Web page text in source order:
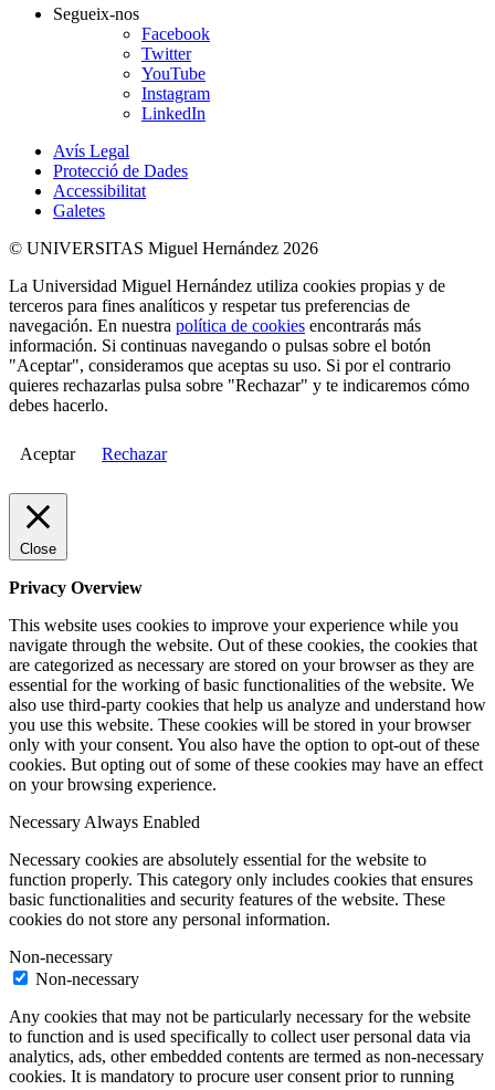
Segueix-nos
Facebook
Twitter
YouTube
Instagram
LinkedIn
Avís Legal
Protecció de Dades
Accessibilitat
Galetes
© UNIVERSITAS Miguel Hernández 2026
La Universidad Miguel Hernández utiliza cookies propias y de
terceros para fines analíticos y respetar tus preferencias de
navegación. En nuestra política de cookies encontrarás más
información. Si continuas navegando o pulsas sobre el botón
"Aceptar", consideramos que aceptas su uso. Si por el contrario
quieres rechazarlas pulsa sobre "Rechazar" y te indicaremos cómo
debes hacerlo.
Aceptar Rechazar
Close
Privacy Overview
This website uses cookies to improve your experience while you
navigate through the website. Out of these cookies, the cookies that
are categorized as necessary are stored on your browser as they are
essential for the working of basic functionalities of the website. We
also use third-party cookies that help us analyze and understand how
you use this website. These cookies will be stored in your browser
only with your consent. You also have the option to opt-out of these
cookies. But opting out of some of these cookies may have an effect
on your browsing experience.
NecessaryAlways Enabled
Necessary cookies are absolutely essential for the website to
function properly. This category only includes cookies that ensures
basic functionalities and security features of the website. These
cookies do not store any personal information.
Non-necessary
Non-necessary
Any cookies that may not be particularly necessary for the website
to function and is used specifically to collect user personal data via
analytics, ads, other embedded contents are termed as non-necessary
cookies. It is mandatory to procure user consent prior to running